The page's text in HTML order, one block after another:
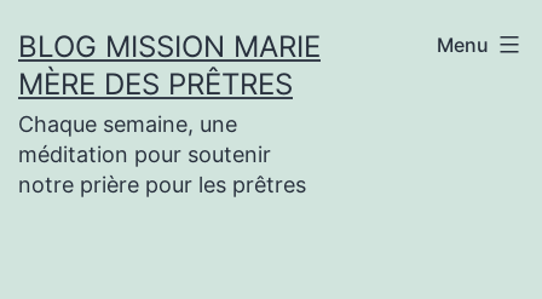
au
contenu
BLOG MISSION MARIE
MÈRE DES PRÊTRES
Chaque semaine, une
méditation pour soutenir
notre prière pour les prêtres
Menu